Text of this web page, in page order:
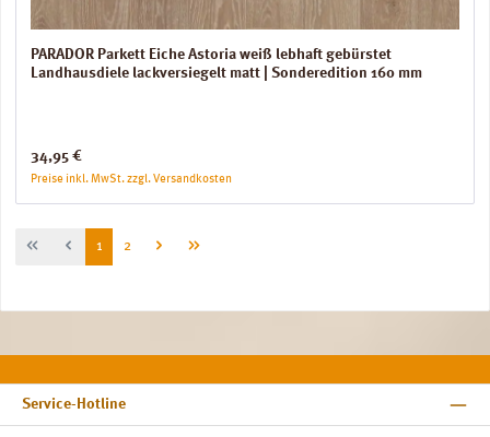
PARADOR Parkett Eiche Astoria weiß lebhaft gebürstet
Landhausdiele lackversiegelt matt | Sonderedition 160 mm
Regulärer Preis:
34,95 €
Preise inkl. MwSt. zzgl. Versandkosten
Seite
1 Seite
2
Service-Hotline